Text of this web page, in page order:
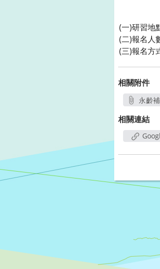
(一)研習地
(二)報名人
(三)報名方
相關附件
永齡
相關連結